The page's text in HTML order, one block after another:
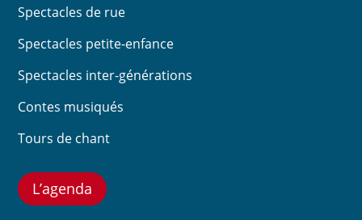
Spectacles de rue
Spectacles petite-enfance
Spectacles inter-générations
Contes musiqués
Tours de chant
L’agenda